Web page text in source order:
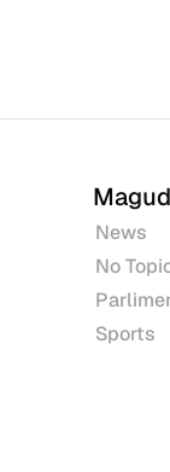
News
No
Sports